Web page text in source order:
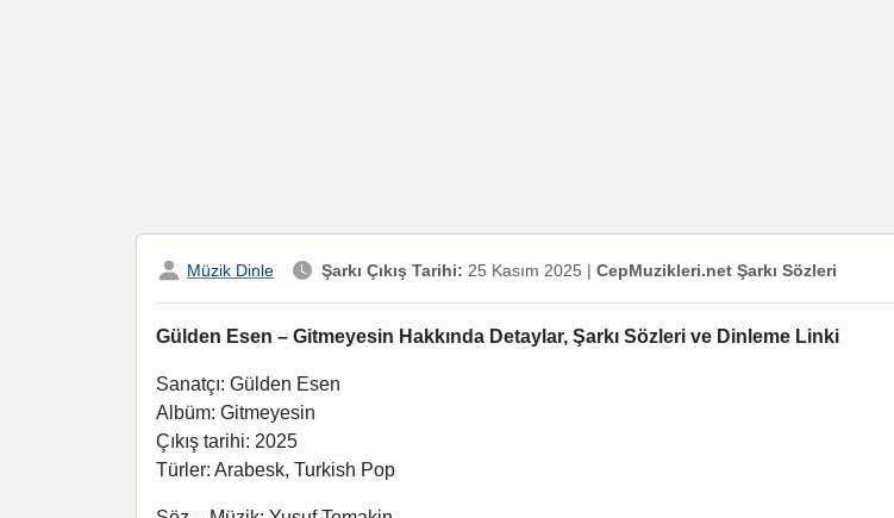
Müzik Dinle Şarkı Çıkış Tarihi: 25 Kasım 2025 | CepMuzikleri.net Şarkı Sözleri
Gülden Esen – Gitmeyesin Hakkında Detaylar, Şarkı Sözleri ve Dinleme Linki
Sanatçı: Gülden Esen
Albüm: Gitmeyesin
Çıkış tarihi: 2025
Türler: Arabesk, Turkish Pop